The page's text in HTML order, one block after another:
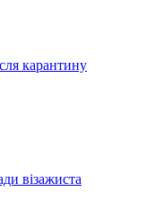
карантину
візажиста